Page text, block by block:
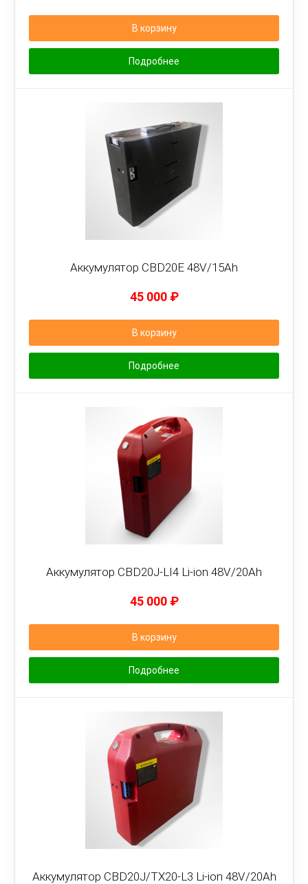
В корзину
Подробнее
Аккумулятор CBD20E 48V/15Ah
45 000 ₽
В корзину
Подробнее
Аккумулятор CBD20J-LI4 Li-ion 48V/20Ah
45 000 ₽
В корзину
Подробнее
Аккумулятор CBD20J/TX20-L3 Li-ion 48V/20Ah